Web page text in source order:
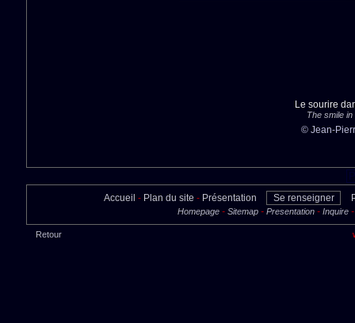
Le sourire
The smile
© Jean-
Accueil - Plan du site - Présentation Se renseigner
Homepage- Sitemap- Presentation- Inquire
Retour